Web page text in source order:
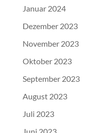
Januar 2024
Dezember 2023
November 2023
Oktober 2023
September 2023
August 2023
Juli 2023